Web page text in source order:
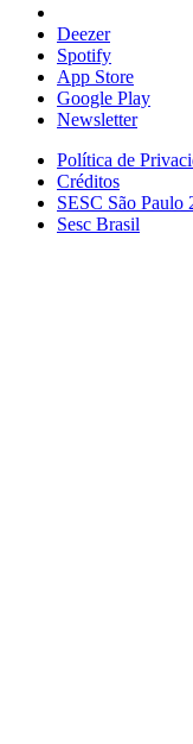
Deezer
Spotify
App Store
Google Play
Newsletter
Política de
Créditos
SESC São Paulo
Sesc Brasil